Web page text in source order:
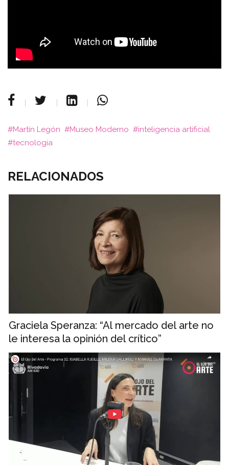
Martín Legón Museo Moderno
inteligencia artificial
tecnologia
RELACIONADOS
Graciela Speranza: “Al mercado del arte no
le interesa la opinión del crítico”